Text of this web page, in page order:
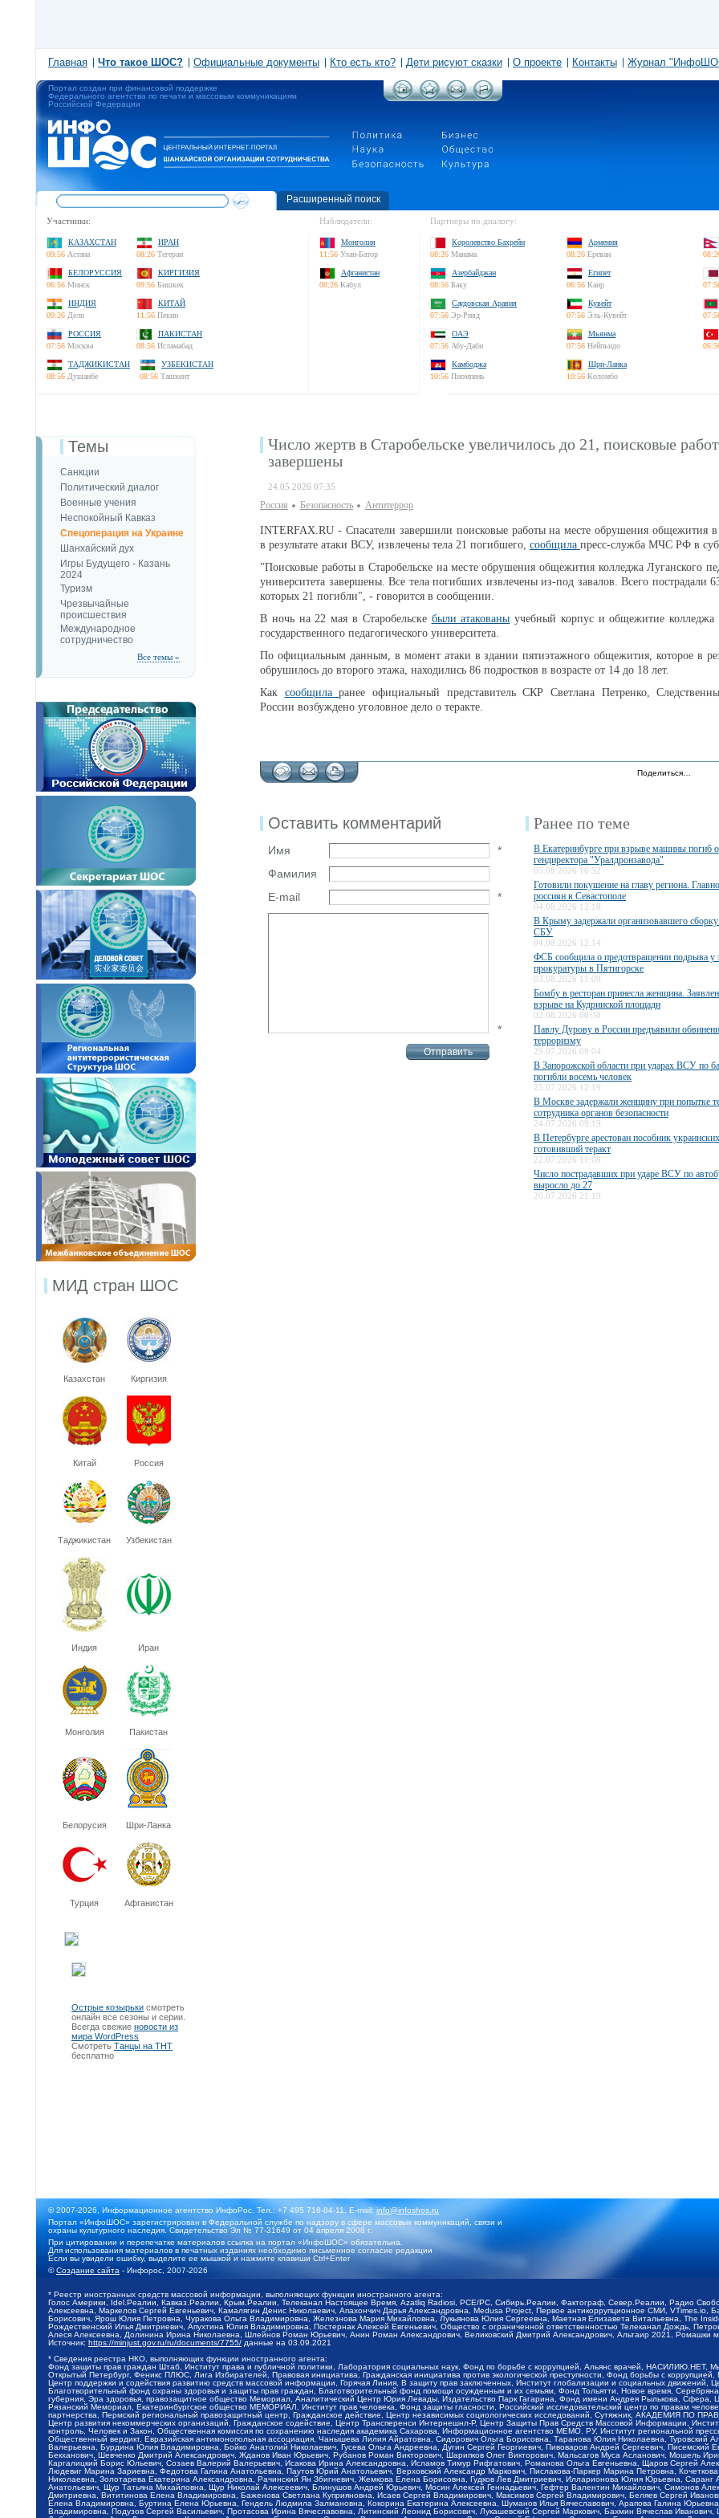
Главная Что такое ШОС? Официальные документы Кто есть кто? Дети рисуют сказки О проекте Контакты Журнал
Портал создан при финансовой поддержке
Федерального агентства по печати и массовым коммуникациям
Российской Федерации
Расширенный поиск
Участники:
КАЗАХСТАН
09:56 Астана
ИРАН
08:26 Тегеран
БЕЛОРУССИЯ
06:56 Минск
КИРГИЗИЯ
09:56 Бишкек
ИНДИЯ
09:26 Дели
КИТАЙ
11:56 Пекин
РОССИЯ
07:56 Москва
ПАКИСТАН
08:56 Исламабад
ТАДЖИКИСТАН
08:56 Душанбе
УЗБЕКИСТАН
08:56 Ташкент
Наблюдатели:
Монголия
11:56 Улан-Батор
Афганистан
08:26 Кабул
Партнеры по диалогу:
Королевство Бахрейн
08:26 Манама
Армения
08:26 Ереван
Азербайджан
08:56 Баку
Египет
06:56 Каир
Саудовская Аравия
07:56 Эр-Рияд
Кувейт
07:56 Эль-Кувейт
ОАЭ
07:56 Абу-Даби
Мьянма
07:56 Нейпьидо
Камбоджа
10:56 Пномпень
Шри-Ланка
10:56 Коломбо
Темы
Санкции
Политический диалог
Военные учения
Неспокойный Кавказ
Спецоперация на Украине
Шанхайский дух
Игры Будущего - Казань
2024
Туризм
Чрезвычайные
происшествия
Международное
сотрудничество
Все темы »
МИД стран ШОС
Казахстан Киргизия
Китай Россия
Таджикистан Узбекистан
Индия Иран
Монголия Пакистан
Белорусия Шри-Ланка
Турция Афганистан
Острые козырьки смотреть
онлайн все сезоны и серии.
Всегда свежие новости из
мира WordPress
Смотреть Танцы на ТНТ
бесплатно
Число жертв в Старобельске увеличилось до 21, поисковые
завершены
24.05.2026 07:35
Россия Безопаcность Антитеррор
INTERFAX.RU - Спасатели завершили поисковые работы на месте обрушения общежития в
в результате атаки ВСУ, извлечены тела 21 погибшего, сообщила пресс-служба МЧС РФ в
"Поисковые работы в Старобельске на месте обрушения общежития колледжа Луганского
университета завершены. Все тела погибших извлечены из-под завалов. Всего пострадали
которых 21 погибли", - говорится в сообщении.
В ночь на 22 мая в Старобельске были атакованы учебный корпус и общежитие колледжа
государственного педагогического университета.
По официальным данным, в момент атаки в здании пятиэтажного общежития, которое в
обрушилось до второго этажа, находились 86 подростков в возрасте от 14 до 18 лет.
Как сообщиларанее официальный представитель СКР Светлана Петренко,
России возбуждено уголовное дело о теракте.
Поделиться…
Оставить комментарий
Имя
*
Фамилия
E-mail
*
*
Ранее по теме
В Екатеринбурге при взрыве машины погиб
гендиректора "Уралдронзавода"
05.08.2026 16:52
Готовили покушение на главу региона.
россиян в Севастополе
04.08.2026 12:18
В Крыму задержали организовавшего
СБУ
04.08.2026 12:14
ФСБ сообщила о предотвращении подрыва у
прокуратуры в Пятигорске
03.08.2026 11:09
Бомбу в ресторан принесла женщина.
взрыве на Кудринской площади
02.08.2026 06:30
Павлу Дурову в России предъявили
терроризму
29.07.2026 09:04
В Запорожской области при ударах ВСУ по
погибли восемь человек
25.07.2026 12:19
В Москве задержали женщину при попытке
сотрудника органов безопасности
24.07.2026 09:19
В Петербурге арестован пособник
готовивший теракт
22.07.2026 11:08
Число пострадавших при ударе ВСУ по
выросло до 27
20.07.2026 21:19
© 2007-2026, Информационное агентство ИнфоРос. Тел.: +7 495 718-84-11, E-mail:info@infoshos.ru
Портал «ИнфоШОС» зарегистрирован в Федеральной службе по надзору в сфере массовых коммуникаций, связи и
охраны культурного наследия. Свидетельство Эл № 77-31649 от 04 апреля 2008 г.
При цитировании и перепечатке материалов ссылка на портал «ИнфоШОС» обязательна.
Для использования материалов в печатных изданиях необходимо письменное согласие редакции
Если вы увидели ошибку, выделите ее мышкой и нажмите клавиши Ctrl+Enter
©Создание сайта - Инфорос, 2007-2026
* Реестр иностранных средств массовой информации, выполняющих функции иностранного агента:
Голос Америки, Idel.Реалии, Кавказ.Реалии, Крым.Реалии, Телеканал Настоящее Время, Azatliq Radiosi, PCE/PC, Сибирь.Реалии, Фактограф, Север.Реалии, Радио
Алексеевна, Маркелов Сергей Евгеньевич, Камалягин Денис Николаевич, Апахончич Дарья Александровна, Medusa Project, Первое антикоррупционное СМИ,
Борисович, Ярош Юлия Петровна, Чуракова Ольга Владимировна, Железнова Мария Михайловна, Лукьянова Юлия Сергеевна, Маетная Елизавета Витальевна, The
Рождественский Илья Дмитриевич, Апухтина Юлия Владимировна, Постернак Алексей Евгеньевич, Общество с ограниченной ответственностью Телеканал Дождь,
Алеся Алексеевна, Долинина Ирина Николаевна, Шлейнов Роман Юрьевич, Анин Роман Александрович, Великовский Дмитрий Александрович, Альтаир 2021, Ромашки
Источник: https://minjust.gov.ru/ru/documents/7755/ данные на 03.09.2021
* Сведения реестра НКО, выполняющих функции иностранного агента:
Фонд защиты прав граждан Штаб, Институт права и публичной политики, Лаборатория социальных наук, Фонд по борьбе с коррупцией, Альянс врачей,
Открытый Петербург, Феникс ПЛЮС, Лига Избирателей, Правовая инициатива, Гражданская инициатива против экологической преступности, Фонд борьбы с
Центр поддержки и содействия развитию средств массовой информации, Горячая Линия, В защиту прав заключенных, Институт глобализации и социальных
Благотворительный фонд охраны здоровья и защиты прав граждан, Благотворительный фонд помощи осужденным и их семьям, Фонд Тольятти, Новое время,
губерния, Эра здоровья, правозащитное общество Мемориал, Аналитический Центр Юрия Левады, Издательство Парк Гагарина, Фонд имени Андрея Рылькова,
Рязанский Мемориал, Екатеринбургское общество МЕМОРИАЛ, Институт прав человека, Фонд защиты гласности, Российский исследовательский центр по правам
партнерства, Пермский региональный правозащитный центр, Гражданское действие, Центр независимых социологических исследований, Сутяжник, АКАДЕМИЯ ПО
Центр развития некоммерческих организаций, Гражданское содействие, Центр Трансперенси Интернешнл-Р, Центр Защиты Прав Средств Массовой Информации,
контроль, Человек и Закон, Общественная комиссия по сохранению наследия академика Сахарова, Информационное агентство МЕМО. РУ, Институт региональной
Общественный вердикт, Евразийская антимонопольная ассоциация, Чанышева Лилия Айратовна, Сидорович Ольга Борисовна, Таранова Юлия Николаевна, Туровский
Валерьевна, Бурдина Юлия Владимировна, Бойко Анатолий Николаевич, Гусева Ольга Андреевна, Дугин Сергей Георгиевич, Пивоваров Андрей Сергеевич, Писемский
Бекханович, Шевченко Дмитрий Александрович, Жданов Иван Юрьевич, Рубанов Роман Викторович, Шарипков Олег Викторович, Мальсагов Муса Асланович, Мошель
Каргалицкий Борис Юльевич, Созаев Валерий Валерьевич, Исакова Ирина Александровна, Исламов Тимур Рифгатович, Романова Ольга Евгеньевна, Щаров Сергей
Людевиг Марина Зариевна, Федотова Галина Анатольевна, Паутов Юрий Анатольевич, Верховский Александр Маркович, Пислакова-Паркер Марина Петровна,
Николаевна, Золотарева Екатерина Александровна, Рачинский Ян Збигневич, Жемкова Елена Борисовна, Гудков Лев Дмитриевич, Илларионова Юлия Юрьевна,
Анатольевич, Щур Татьяна Михайловна, Щур Николай Алексеевич, Блинушов Андрей Юрьевич, Мосин Алексей Геннадьевич, Гефтер Валентин Михайлович, Симонов
Дмитриевна, Вититинова Елена Владимировна, Баженова Светлана Куприяновна, Исаев Сергей Владимирович, Максимов Сергей Владимирович, Беляев Сергей
Елена Владимировна, Буртина Елена Юрьевна, Гендель Людмила Залмановна, Кокорина Екатерина Алексеевна, Шуманов Илья Вячеславович, Арапова Галина
Владимировна, Подузов Сергей Васильевич, Протасова Ирина Вячеславовна, Литинский Леонид Борисович, Лукашевский Сергей Маркович, Бахмин Вячеслав